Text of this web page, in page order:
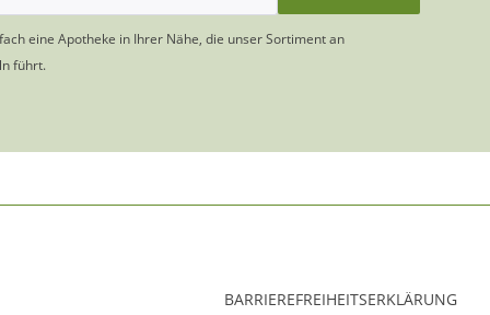
eine Apotheke in Ihrer Nähe, die unser Sortiment an
führt.
BARRIEREFREIHEITSERKLÄRUNG